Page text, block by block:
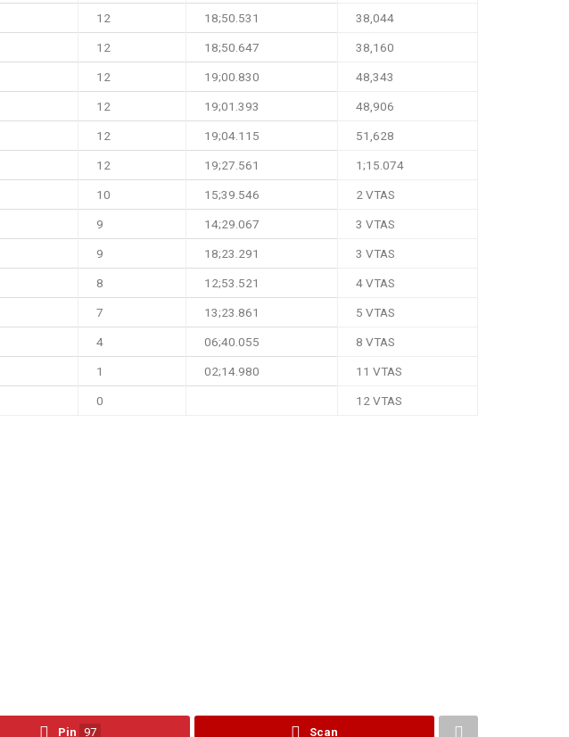
12 18;50.531 38,044
12 18;50.647 38,160
12 19;00.830 48,343
12 19;01.393 48,906
12 19;04.115 51,628
12 19;27.561 1;15.074
10 15;39.546 2 VTAS
9 14;29.067 3 VTAS
9 18;23.291 3 VTAS
8 12;53.521 4 VTAS
7 13;23.861 5 VTAS
4 06;40.055 8 VTAS
1 02;14.980 11 VTAS
0 12 VTAS
Pin 97 Scan